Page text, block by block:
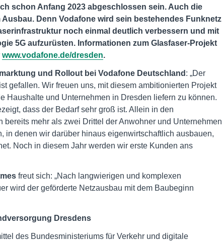
schon Anfang 2023 abgeschlossen sein. Auch die
Denn Vodafone wird sein bestehendes Funknetz
noch einmal deutlich verbessern und mit
5G aufzurüsten. Informationen zum Glasfaser-Projekt
www.vodafone.de/dresden.
und Rollout bei Vodafone Deutschland : „Der
gefallen. Wir freuen uns, mit diesem ambitionierten Projekt
Haushalte und Unternehmen in Dresden liefern zu können.
dass der Bedarf sehr groß ist. Allein in den
bereits mehr als zwei Drittel der Anwohner und Unternehmen
in denen wir darüber hinaus eigenwirtschaftlich ausbauen,
Noch in diesem Jahr werden wir erste Kunden ans
freut sich: „Nach langwierigen und komplexen
wird der geförderte Netzausbau mit dem Baubeginn
Dresdens
des Bundesministeriums für Verkehr und digitale